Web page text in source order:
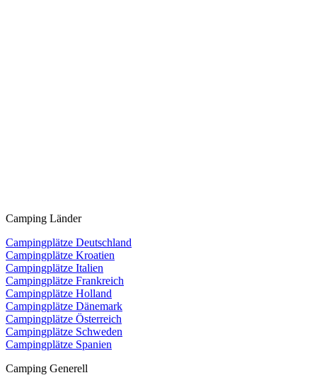
Camping Länder
Campingplätze Deutschland
Campingplätze Kroatien
Campingplätze Italien
Campingplätze Frankreich
Campingplätze Holland
Campingplätze Dänemark
Campingplätze Österreich
Campingplätze Schweden
Campingplätze Spanien
Camping Generell